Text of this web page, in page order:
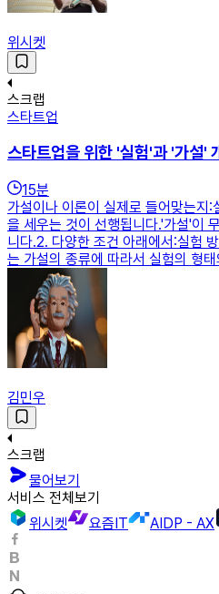
위시켓
스크랩
스타트업
스타트업을 위한 '실험'과 '가설'
15분
가설이나 이론이 실제로 들어맞는지:
을 세우는 것이 선행됩니다.'가설'이
니다.2. 다양한 조건 아래에서:실험
는 가설의 종류에 따라서 실험의 형
김민우
스크랩
물어보기
서비스 전체보기
위시켓
요즘IT AIDP - AX